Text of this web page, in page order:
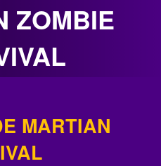
ZOMBIE
MARTIAN